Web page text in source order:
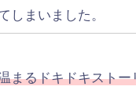
しまいました。
まるドキドキストー